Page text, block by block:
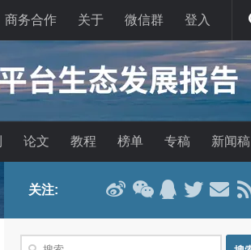
商务合作 关于 微信群 登入
论文 教程 榜单 专稿 新闻稿
关注:
搜